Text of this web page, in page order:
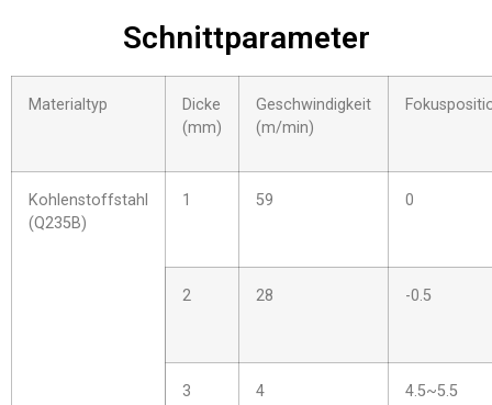
Schnittparameter
Materialtyp
Dicke
(mm)
Geschwindigkeit
(m/min)
Kohlenstoffstahl
(Q235B)
1 59 0
2 28 -0.5
3 4 4.5~5.5